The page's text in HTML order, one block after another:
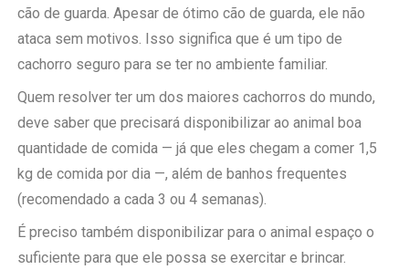
cão de guarda. Apesar de ótimo cão de guarda, ele não
ataca sem motivos. Isso significa que é um tipo de
cachorro seguro para se ter no ambiente familiar.
Quem resolver ter um dos maiores cachorros do mundo,
deve saber que precisará disponibilizar ao animal boa
quantidade de comida — já que eles chegam a comer 1,5
kg de comida por dia —, além de banhos frequentes
(recomendado a cada 3 ou 4 semanas).
É preciso também disponibilizar para o animal espaço o
suficiente para que ele possa se exercitar e brincar.